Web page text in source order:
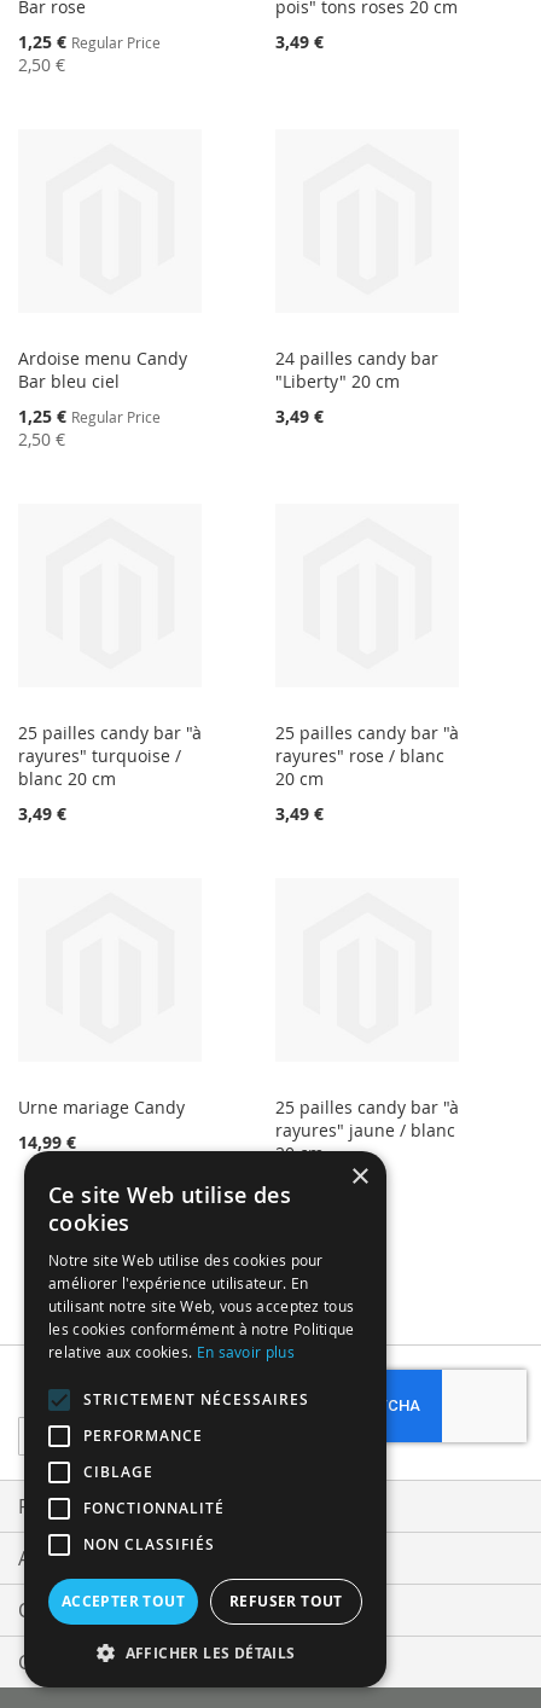
Bar rose
Special
Price
1,25 € Regular Price
2,50 €
pois" tons roses 20 cm
3,49 €
Ardoise menu Candy
Bar bleu ciel
Special
Price
1,25 € Regular Price
2,50 €
24 pailles candy bar
"Liberty" 20 cm
3,49 €
25 pailles candy bar "à
rayures" turquoise /
blanc 20 cm
3,49 €
25 pailles candy bar "à
rayures" rose / blanc
20 cm
3,49 €
Urne mariage Candy
14,99 €
25 pailles candy bar "à
rayures" jaune / blanc
20 cm
3,49 €
Sign
Up
for
Our
Newsletter:
Subscribe
Privacy and Cookie Policy
Advanced Search
Orders and Returns
Contact Us
×
Ce site Web utilise des
cookies
Notre site Web utilise des cookies pour
améliorer l'expérience utilisateur. En
utilisant notre site Web, vous acceptez tous
les cookies conformément à notre Politique
relative aux cookies. En savoir plus
STRICTEMENT NÉCESSAIRES
PERFORMANCE
CIBLAGE
FONCTIONNALITÉ
NON CLASSIFIÉS
ACCEPTER TOUT REFUSER TOUT
AFFICHER LES DÉTAILS